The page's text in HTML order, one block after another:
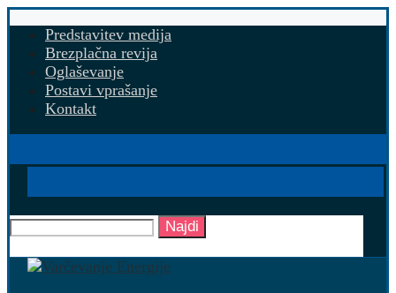
Predstavitev medija
Brezplačna revija
Oglaševanje
Postavi vprašanje
Kontakt
Najdi